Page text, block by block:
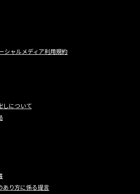
シャルメディア利用規約
しについて
あり方に係る提言